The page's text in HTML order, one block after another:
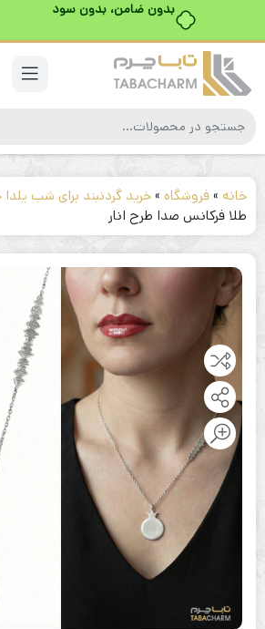
خانه »فروشگاه »خرید گردنبند برای شب یلدا
طلا فرکانس صدا طرح انار